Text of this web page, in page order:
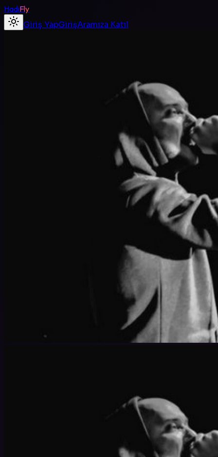
HadiFly
Giriş YapGirişAramıza Katıl